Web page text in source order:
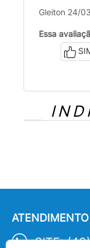
Gleiton 24/
Essa
ATENDIMENTO
SITE: (43)